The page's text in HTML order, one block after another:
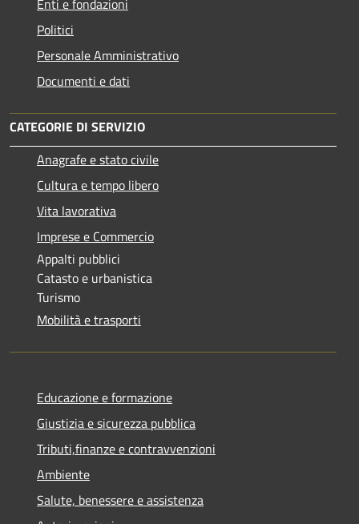
Enti e fondazioni
Politici
Personale Amministrativo
Documenti e dati
CATEGORIE DI SERVIZIO
Anagrafe e stato civile
Cultura e tempo libero
Vita lavorativa
Imprese e Commercio
Appalti pubblici
Catasto e urbanistica
Turismo
Mobilità e trasporti
Educazione e formazione
Giustizia e sicurezza pubblica
Tributi,finanze e contravvenzioni
Ambiente
Salute, benessere e assistenza